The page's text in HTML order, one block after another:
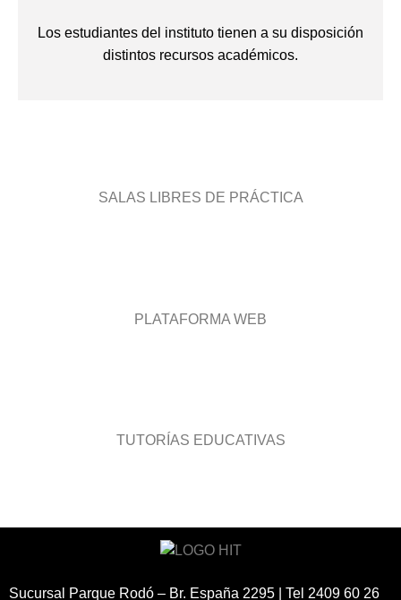
Los estudiantes del instituto tienen a su disposición
distintos recursos académicos.
SALAS LIBRES DE PRÁCTICA
PLATAFORMA WEB
TUTORÍAS EDUCATIVAS
Sucursal Parque Rodó – Br. España 2295 | Tel 2409 60 26